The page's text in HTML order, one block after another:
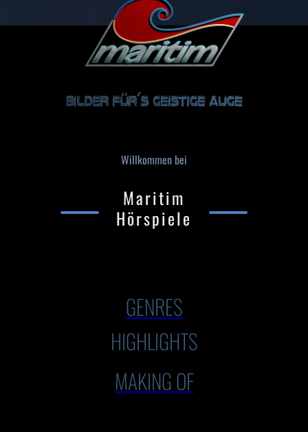
Willkommen bei
Maritim
Hörspiele
GENRES
HIGHLIGHTS
MAKING OF